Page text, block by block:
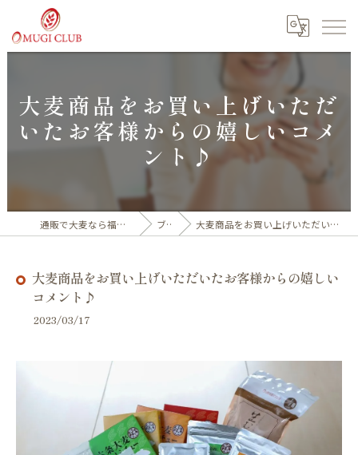
大麦商品をお買い上げいただ
いたお客様からの嬉しいコメ
ント♪
通販で大麦なら福井産100%の大麦倶楽部 ブログ 大麦商品をお買い上げいただいたお客様からの嬉しいコメント♪
大麦商品をお買い上げいただいたお客様からの嬉しい
コメント♪
2023/03/17